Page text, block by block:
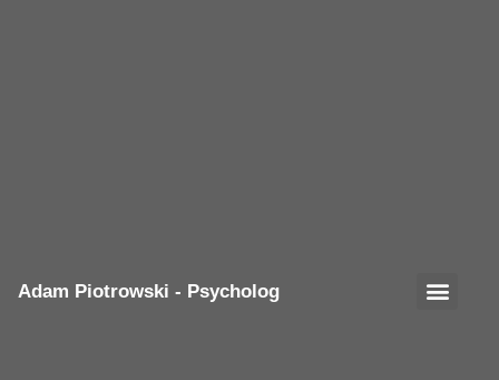
Adam Piotrowski - Psycholog